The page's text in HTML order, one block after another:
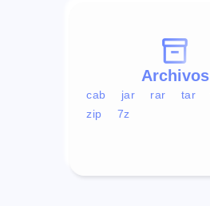
Archivos
cab jar rar tar
zip
7z